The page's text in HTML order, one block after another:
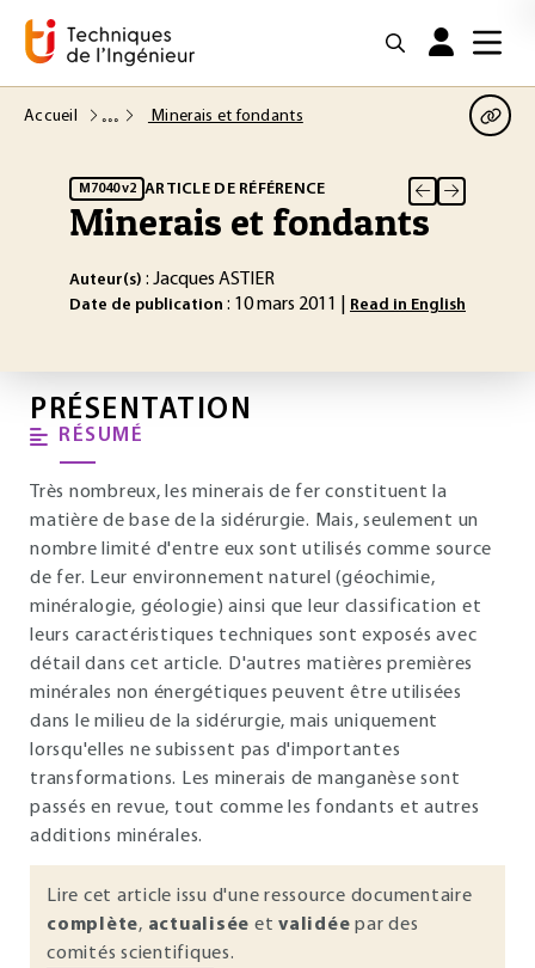
Accueil Minerais et fondants
M7040 v2 ARTICLE DE RÉFÉRENCE
Minerais et fondants
Auteur(s) : Jacques ASTIER
Date de publication : 10 mars 2011 | Read in English
PRÉSENTATION
RÉSUMÉ
Très nombreux, les minerais de fer constituent la
matière de base de la sidérurgie. Mais, seulement un
nombre limité d'entre eux sont utilisés comme source
de fer. Leur environnement naturel (géochimie,
minéralogie, géologie) ainsi que leur classification et
leurs caractéristiques techniques sont exposés avec
détail dans cet article. D'autres matières premières
minérales non énergétiques peuvent être utilisées
dans le milieu de la sidérurgie, mais uniquement
lorsqu'elles ne subissent pas d'importantes
transformations. Les minerais de manganèse sont
passés en revue, tout comme les fondants et autres
additions minérales.
Lire cet article issu d'une ressource documentaire
complète, actualisée et validée par des
comités scientifiques.